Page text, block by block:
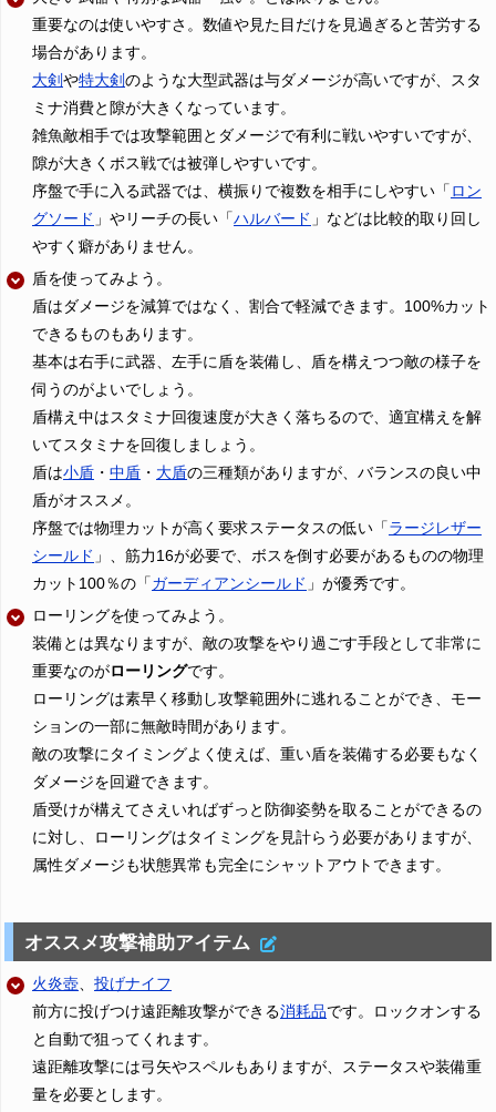
重要なのは使いやすさ。数値や見た目だけを見過ぎると苦労する
場合があります。
大剣や特大剣のような大型武器は与ダメージが高いですが、スタ
ミナ消費と隙が大きくなっています。
雑魚敵相手では攻撃範囲とダメージで有利に戦いやすいですが、
隙が大きくボス戦では被弾しやすいです。
序盤で手に入る武器では、横振りで複数を相手にしやすい「 ロン
グソード 」やリーチの長い「ハルバード 」などは比較的取り回し
やすく癖がありません。
盾を使ってみよう。
盾はダメージを減算ではなく、割合で軽減できます。100%カット
できるものもあります。
基本は右手に武器、左手に盾を装備し、盾を構えつつ敵の様子を
伺うのがよいでしょう。
盾構え中はスタミナ回復速度が大きく落ちるので、適宜構えを解
いてスタミナを回復しましょう。
盾は小盾 ・ 中盾 ・ 大盾の三種類がありますが、バランスの良い中
盾がオススメ。
序盤では物理カットが高く要求ステータスの低い「ラージレザー
シールド 」、筋力16が必要で、ボスを倒す必要があるものの物理
カット100％の「ガーディアンシールド 」が優秀です。
ローリングを使ってみよう。
装備とは異なりますが、敵の攻撃をやり過ごす手段として非常に
重要なのがローリングです。
ローリングは素早く移動し攻撃範囲外に逃れることができ、モー
ションの一部に無敵時間があります。
敵の攻撃にタイミングよく使えば、重い盾を装備する必要もなく
ダメージを回避できます。
盾受けが構えてさえいればずっと防御姿勢を取ることができるの
に対し、ローリングはタイミングを見計らう必要がありますが、
属性ダメージも状態異常も完全にシャットアウトできます。
オススメ攻撃補助アイテム
火炎壺
投げナイフ
前方に投げつけ遠距離攻撃ができる消耗品です。ロックオンする
と自動で狙ってくれます。
遠距離攻撃には弓矢やスペルもありますが、ステータスや装備重
量を必要とします。